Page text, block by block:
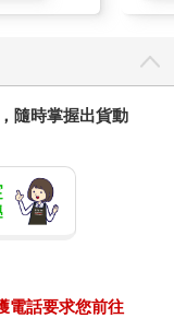
隨時掌握出貨動
電話要求您前往